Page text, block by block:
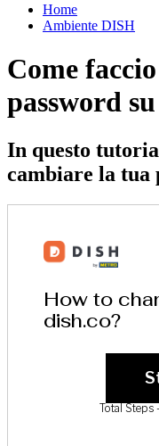
Home
Ambiente DISH
Come
password
In questo
cambiare la tua